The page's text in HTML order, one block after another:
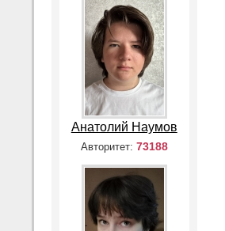
Анатолий Наумов
Авторитет: 73188